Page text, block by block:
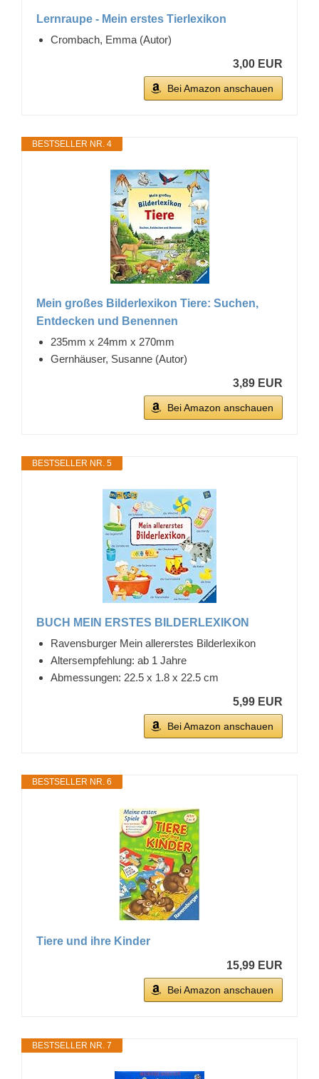
Lernraupe - Mein erstes Tierlexikon
Crombach, Emma (Autor)
3,00 EUR
Bei Amazon anschauen
BESTSELLER NR. 4
Mein großes Bilderlexikon Tiere: Suchen,
Entdecken und Benennen
235mm x 24mm x 270mm
Gernhäuser, Susanne (Autor)
3,89 EUR
Bei Amazon anschauen
BESTSELLER NR. 5
BUCH MEIN ERSTES BILDERLEXIKON
Ravensburger Mein allererstes Bilderlexikon
Altersempfehlung: ab 1 Jahre
Abmessungen: 22.5 x 1.8 x 22.5 cm
5,99 EUR
Bei Amazon anschauen
BESTSELLER NR. 6
Tiere und ihre Kinder
15,99 EUR
Bei Amazon anschauen
BESTSELLER NR. 7